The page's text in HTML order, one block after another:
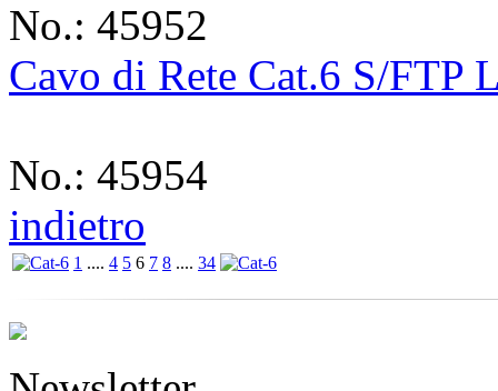
No.: 45952
Cavo di Rete Cat.6 S/FTP
No.: 45954
indietro
1 .... 4 5 6 7 8 .... 34